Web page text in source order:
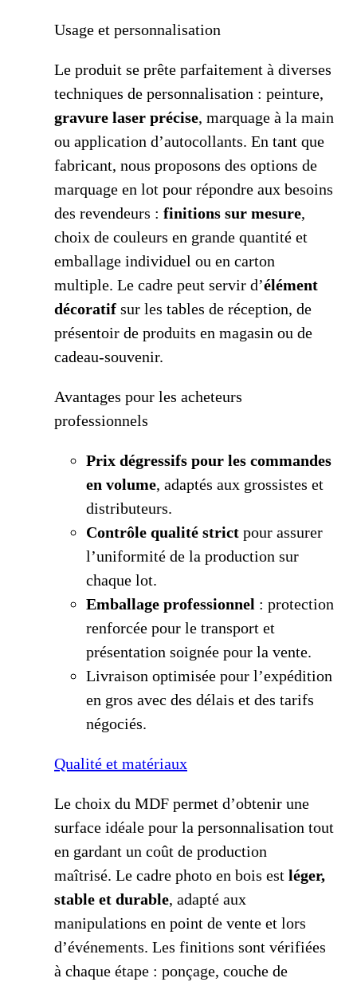
Usage et personnalisation
Le produit se prête parfaitement à diverses
techniques de personnalisation : peinture,
gravure laser précise, marquage à la main
ou application d’autocollants. En tant que
fabricant, nous proposons des options de
marquage en lot pour répondre aux besoins
des revendeurs : finitions sur mesure,
choix de couleurs en grande quantité et
emballage individuel ou en carton
multiple. Le cadre peut servir d’élément
décoratif sur les tables de réception, de
présentoir de produits en magasin ou de
cadeau-souvenir.
Avantages pour les acheteurs
professionnels
Prix dégressifs pour les commandes
en volume, adaptés aux grossistes et
distributeurs.
Contrôle qualité strict pour assurer
l’uniformité de la production sur
chaque lot.
Emballage professionnel : protection
renforcée pour le transport et
présentation soignée pour la vente.
Livraison optimisée pour l’expédition
en gros avec des délais et des tarifs
négociés.
Qualité et matériaux
Le choix du MDF permet d’obtenir une
surface idéale pour la personnalisation tout
en gardant un coût de production
maîtrisé. Le cadre photo en bois est léger,
stable et durable, adapté aux
manipulations en point de vente et lors
d’événements. Les finitions sont vérifiées
à chaque étape : ponçage, couche de